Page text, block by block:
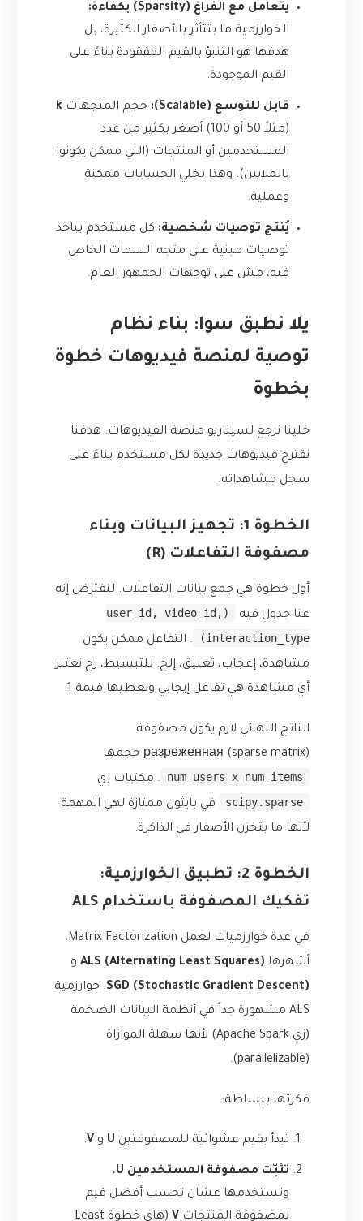
يتعامل مع الفراغ (Sparsity) بكفاءة:
الخوارزمية ما بتتأثر بالأصفار الكثيرة، بل
هدفها هو التنبؤ بالقيم المفقودة بناءً على
القيم الموجودة.
قابل للتوسع (Scalable): حجم المتجهات k
(مثلاً 50 أو 100) أصغر بكثير من عدد
المستخدمين أو المنتجات (اللي ممكن يكونوا
بالملايين)، وهذا بخلي الحسابات ممكنة
وعملية.
يُنتج توصيات شخصية: كل مستخدم بياخد
توصيات مبنية على متجه السمات الخاص
فيه، مش على توجهات الجمهور العام.
يلا نطبق سوا: بناء نظام
توصية لمنصة فيديوهات خطوة
بخطوة
خلينا نرجع لسيناريو منصة الفيديوهات. هدفنا
نقترح فيديوهات جديدة لكل مستخدم بناءً على
سجل مشاهداته.
الخطوة 1: تجهيز البيانات وبناء
مصفوفة التفاعلات (R)
أول خطوة هي جمع بيانات التفاعلات. لنفترض إنه
عنا جدول فيه
(user_id, video_id,
interaction_type)
. التفاعل ممكن يكون
مشاهدة، إعجاب، تعليق، إلخ. للتبسيط، رح نعتبر
أي مشاهدة هي تفاعل إيجابي ونعطيها قيمة 1.
الناتج النهائي لازم يكون مصفوفة
разреженная (sparse matrix) حجمها
num_users x num_items
. مكتبات زي
scipy.sparse
في بايثون ممتازة لهي المهمة
لأنها ما بتخزن الأصفار في الذاكرة.
الخطوة 2: تطبيق الخوارزمية:
تفكيك المصفوفة باستخدام ALS
في عدة خوارزميات لعمل Matrix Factorization،
أشهرها ALS (Alternating Least Squares) و
SGD (Stochastic Gradient Descent). خوارزمية
ALS مشهورة جداً في أنظمة البيانات الضخمة
(زي Apache Spark) لأنها سهلة الموازاة
(parallelizable).
فكرتها ببساطة:
تبدأ بقيم عشوائية للمصفوفتين U و V
.
تثبّت مصفوفة المستخدمين U
،
وتستخدمها عشان تحسب أفضل قيم
لمصفوفة المنتجات V (هاي خطوة Least